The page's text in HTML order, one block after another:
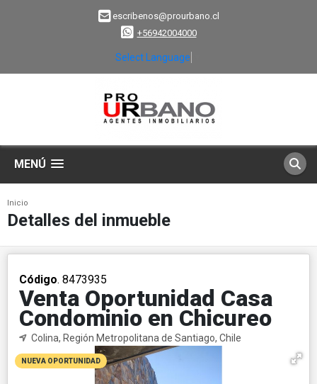
escribenos@prourbano.cl
+56942004000
Select Language
MENÚ
Inicio
Detalles del inmueble
Código. 8473935
Venta Oportunidad Casa
Condominio en Chicureo
Colina, Región Metropolitana de Santiago, Chile
NUEVA OPORTUNIDAD